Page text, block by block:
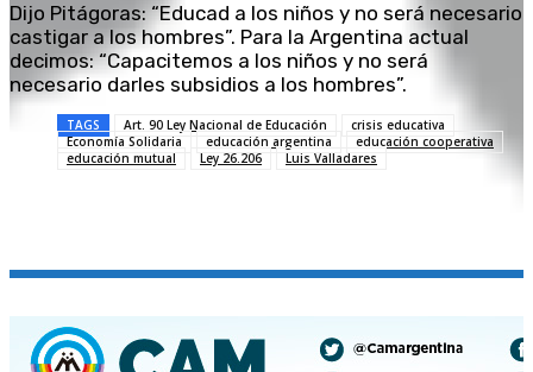
Dijo Pitágoras: “Educad a los niños y no será necesario
castigar a los hombres”. Para la Argentina actual
decimos: “Capacitemos a los niños y no será
necesario darles subsidios a los hombres”.
TAGS Art. 90 Ley Nacional de Educación
crisis educativa
Economía Solidaria
educación argentina
educación cooperativa
educación mutual
Ley 26.206 Luis Valladares